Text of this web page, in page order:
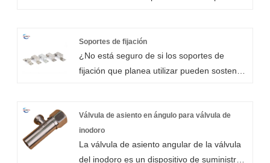
nuestros socios comerciales han
reconocido y apreciado la alta calidad y la
popularidad mundial de nuestros productos.
servicio al cliente. Garantizamos que
cuando los clientes compren nuestras
piezas metálicas pequeñas, piezas
Soportes de fijación
¿No está seguro de si los soportes de
fijación que planea utilizar pueden sostener
soportarse gracias a la gran resistencia a la
compresión de nuestros soportes de fijación
metálicos. El tipo de pared que tenga es la
consideración más importante a la hora de
Válvula de asiento en ángulo para válvula de
inodoro
La válvula de asiento angular de la válvula
del inodoro es un dispositivo de suministro